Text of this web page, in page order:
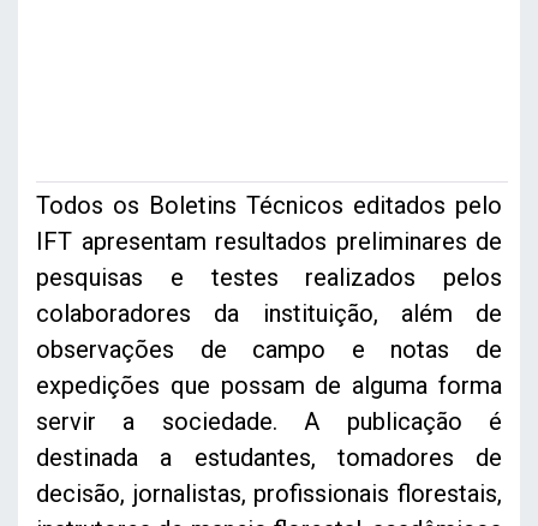
Todos os Boletins Técnicos editados pelo
IFT apresentam resultados preliminares de
pesquisas e testes realizados pelos
colaboradores da instituição, além de
observações de campo e notas de
expedições que possam de alguma forma
servir a sociedade. A publicação é
destinada a estudantes, tomadores de
decisão, jornalistas, profissionais florestais,